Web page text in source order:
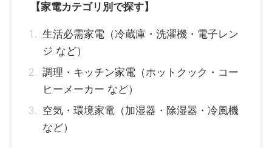
【家電カテゴリ別で探す】
生活必需家電（冷蔵庫・洗濯機・電子レン
ジ など）
調理・キッチン家電（ホットクック・コー
ヒーメーカー など）
空気・環境家電（加湿器・除湿器・冷風機
など）